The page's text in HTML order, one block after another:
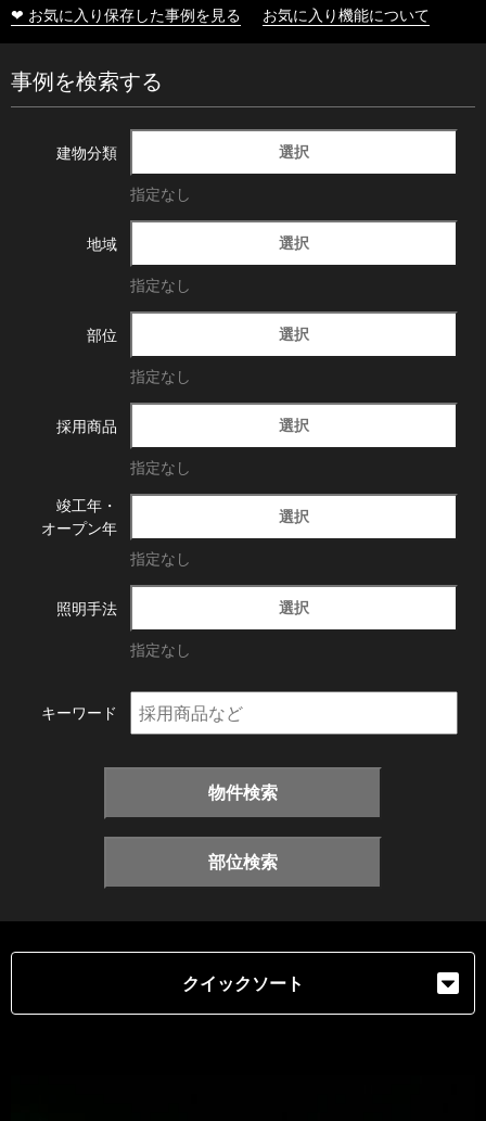
❤ お気に入り保存した事例を見る お気に入り機能について
事例を検索する
建物分類 選択
指定なし
地域 選択
指定なし
部位 選択
指定なし
採用商品 選択
指定なし
竣工年・
オープン年
選択
指定なし
照明手法 選択
指定なし
キーワード
物件検索
部位検索
クイックソート